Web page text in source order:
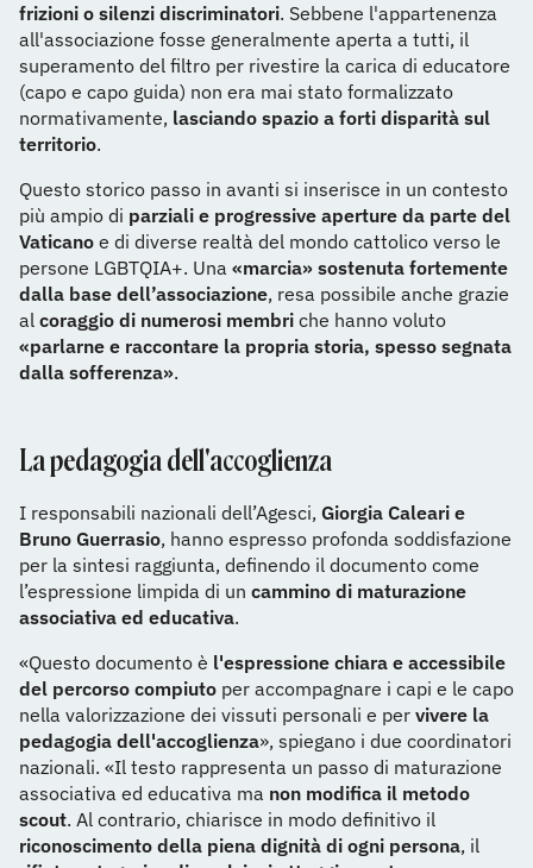
frizioni o silenzi discriminatori. Sebbene l'appartenenza
all'associazione fosse generalmente aperta a tutti, il
superamento del filtro per rivestire la carica di educatore
(capo e capo guida) non era mai stato formalizzato
normativamente, lasciando spazio a forti disparità sul
territorio.
Questo storico passo in avanti si inserisce in un contesto
più ampio di parziali e progressive aperture da parte del
Vaticano e di diverse realtà del mondo cattolico verso le
persone LGBTQIA+. Una «marcia» sostenuta fortemente
dalla base dell’associazione, resa possibile anche grazie
al coraggio di numerosi membri che hanno voluto
«parlarne e raccontare la propria storia, spesso segnata
dalla sofferenza».
La pedagogia dell'accoglienza
I responsabili nazionali dell’Agesci, Giorgia Caleari e
Bruno Guerrasio, hanno espresso profonda soddisfazione
per la sintesi raggiunta, definendo il documento come
l’espressione limpida di un cammino di maturazione
associativa ed educativa.
«Questo documento è l'espressione chiara e accessibile
del percorso compiuto per accompagnare i capi e le capo
nella valorizzazione dei vissuti personali e per vivere la
pedagogia dell'accoglienza», spiegano i due coordinatori
nazionali. «Il testo rappresenta un passo di maturazione
associativa ed educativa ma non modifica il metodo
scout. Al contrario, chiarisce in modo definitivo il
riconoscimento della piena dignità di ogni persona, il